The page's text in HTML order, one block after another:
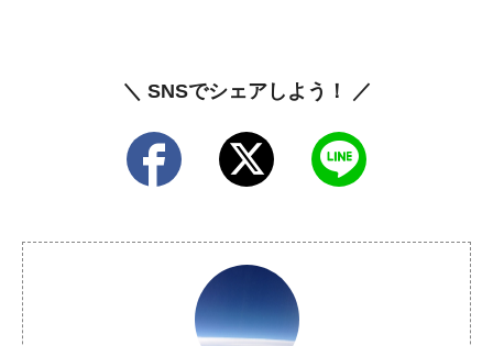
＼ SNSでシェアしよう！ ／